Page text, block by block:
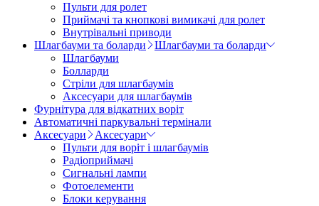
Пульти для ролет
Приймачі та кнопкові вимикачі для ролет
Внутрівальні приводи
Шлагбауми та боларди
Шлагбауми та боларди
Шлагбауми
Болларди
Стріли для шлагбаумів
Аксесуари для шлагбаумів
Фурнітура для відкатних воріт
Автоматичні паркувальні термінали
Аксесуари
Аксесуари
Пульти для воріт і шлагбаумів
Радіоприймачі
Сигнальні лампи
Фотоелементи
Блоки керування